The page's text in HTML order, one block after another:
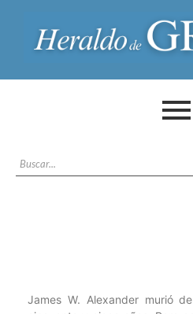
James W. Alexander murió